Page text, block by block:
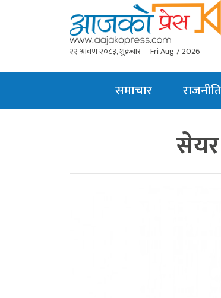
२२ श्रावण २०८३, शुक्रबार Fri Aug 7 2026
समाचार राजनीति